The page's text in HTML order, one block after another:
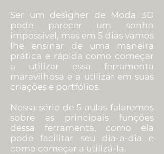
Ser um designer de Moda 3D
pode parecer um sonho
impossível, mas em 5 dias vamos
lhe ensinar de uma maneira
prática e rápida como começar
a utilizar essa ferramenta
maravilhosa e a utilizar em suas
criações e portfólios.
Nessa série de 5 aulas falaremos
sobre as principais funções
dessa ferramenta, como ela
pode facilitar seu dia-a-dia e
como começar a utilizá-la.